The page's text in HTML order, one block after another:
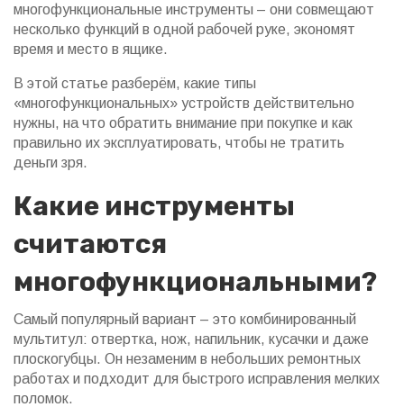
многофункциональные инструменты – они совмещают
несколько функций в одной рабочей руке, экономят
время и место в ящике.
В этой статье разберём, какие типы
«многофункциональных» устройств действительно
нужны, на что обратить внимание при покупке и как
правильно их эксплуатировать, чтобы не тратить
деньги зря.
Какие инструменты
считаются
многофункциональными?
Самый популярный вариант – это комбинированный
мультитул: отвертка, нож, напильник, кусачки и даже
плоскогубцы. Он незаменим в небольших ремонтных
работах и подходит для быстрого исправления мелких
поломок.